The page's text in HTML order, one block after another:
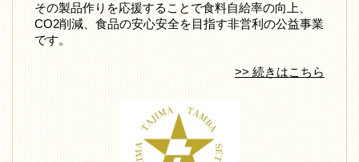
その製品作りを応援することで食料自給率の向上、
CO2削減、食品の安心安全を目指す非営利の公益事業
です。
>> 続きはこちら